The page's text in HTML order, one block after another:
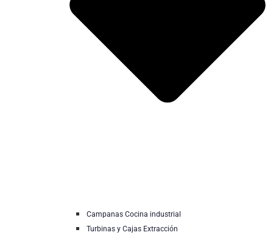
Campanas Cocina industrial
Turbinas y Cajas Extracción